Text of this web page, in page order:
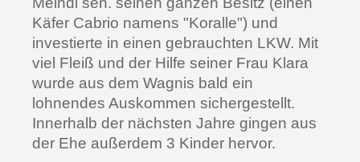
Käfer Cabrio namens "Koralle") und
investierte in einen gebrauchten LKW. Mit
viel Fleiß und der Hilfe seiner Frau Klara
wurde aus dem Wagnis bald ein
lohnendes Auskommen sichergestellt.
Innerhalb der nächsten Jahre gingen aus
der Ehe außerdem 3 Kinder hervor.